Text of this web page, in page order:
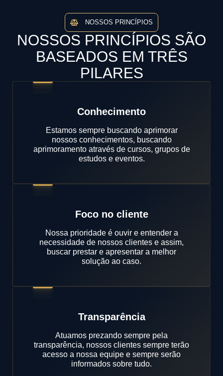
NOSSOS PRINCÍPIOS
NOSSOS PRINCÍPIOS SÃO
BASEADOS EM TRÊS
PILARES
Conhecimento
Estamos sempre buscando aprimorar
nossos conhecimentos, buscando
aprimoramento através de cursos, grupos de
estudos e eventos.
Foco no cliente
Nossa prioridade é ouvir e entender a
necessidade de nossos clientes e assim,
buscar prestar e apresentar a melhor
solução ao caso.
Transparência
Atuamos prezando sempre pela
transparência, nossos clientes sempre terão
acesso a nossa equipe e sempre serão
informados sobre tudo.